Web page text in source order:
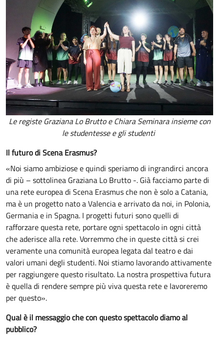
Le registe Graziana Lo Brutto e Chiara Seminara insieme con
le studentesse e gli studenti
Il futuro di Scena Erasmus?
«Noi siamo ambiziose e quindi speriamo di ingrandirci ancora
di più – sottolinea Graziana Lo Brutto -. Già facciamo parte di
una rete europea di Scena Erasmus che non è solo a Catania,
ma è un progetto nato a Valencia e arrivato da noi, in Polonia,
Germania e in Spagna. I progetti futuri sono quelli di
rafforzare questa rete, portare ogni spettacolo in ogni città
che aderisce alla rete. Vorremmo che in queste città si crei
veramente una comunità europea legata dal teatro e dai
valori umani degli studenti. Noi stiamo lavorando attivamente
per raggiungere questo risultato. La nostra prospettiva futura
è quella di rendere sempre più viva questa rete e lavoreremo
per questo».
Qual è il messaggio che con questo spettacolo diamo al
pubblico?